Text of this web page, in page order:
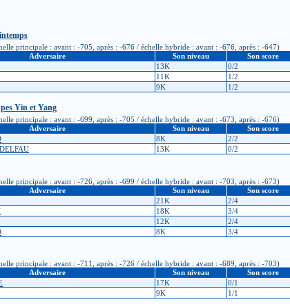
principale : avant : -705, après : -676 / échelle hybride : avant : -676, après : -647)
Adversaire Son niveau Son score
13K 0/2
11K 1/2
9K 1/2
Yin et Yang
principale : avant : -699, après : -705 / échelle hybride : avant : -673, après : -676)
Adversaire Son niveau Son score
8K 2/2
13K 0/2
principale : avant : -726, après : -699 / échelle hybride : avant : -703, après : -673)
Adversaire Son niveau Son score
21K 2/4
18K 3/4
12K 2/4
8K 3/4
principale : avant : -711, après : -726 / échelle hybride : avant : -689, après : -703)
Adversaire Son niveau Son score
17K 0/1
9K 1/1